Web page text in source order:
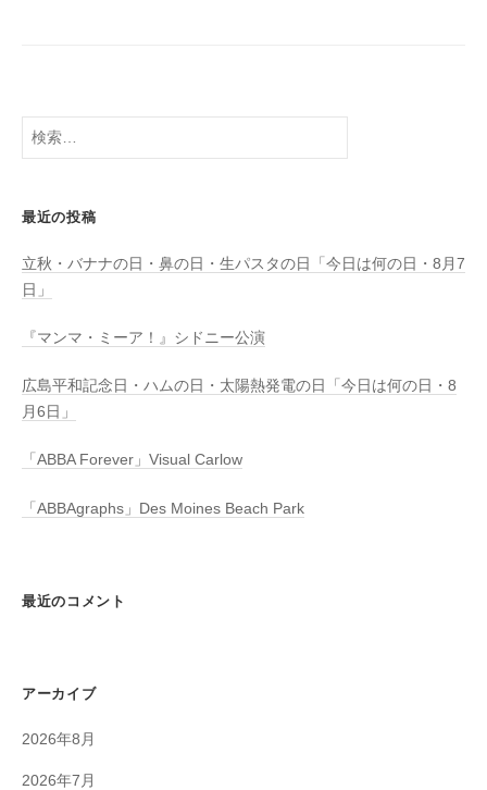
検
索:
最近の投稿
立秋・バナナの日・鼻の日・生パスタの日「今日は何の日・8月7
日」
『マンマ・ミーア！』シドニー公演
広島平和記念日・ハムの日・太陽熱発電の日「今日は何の日・8
月6日」
「ABBA Forever」Visual Carlow
「ABBAgraphs」Des Moines Beach Park
最近のコメント
アーカイブ
2026年8月
2026年7月